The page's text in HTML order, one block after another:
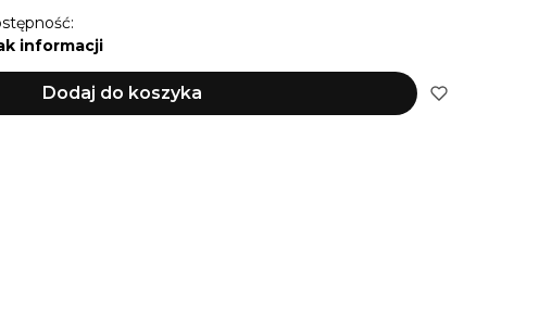
informacji
Dodaj do koszyka